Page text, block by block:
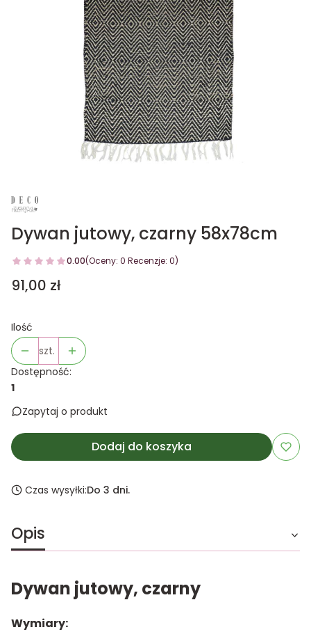
Dywan jutowy, czarny 58x78cm
0.00(Oceny: 0 Recenzje: 0)
Cena
91,00 zł
Ilość
szt.
Dostępność:
1
Zapytaj o produkt
Dodaj do koszyka
Czas wysyłki:Do 3 dni.
Opis
Dywan jutowy, czarny
Wymiary: